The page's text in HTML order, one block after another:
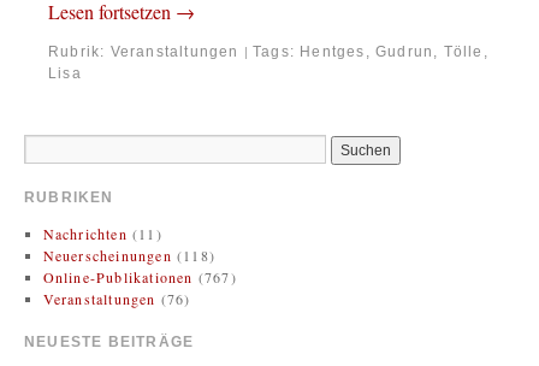
Lesen fortsetzen →
Rubrik: Veranstaltungen | Tags: Hentges, Gudrun , Tölle,
Lisa
RUBRIKEN
Nachrichten (11)
Neuerscheinungen (118)
Online-Publikationen (767)
Veranstaltungen (76)
NEUESTE BEITRÄGE